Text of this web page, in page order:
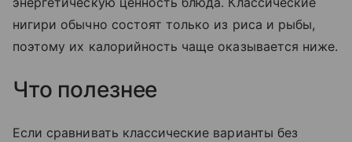
нигири обычно состоят только из риса и рыбы,
поэтому их калорийность чаще оказывается ниже.
Что полезнее
Если сравнивать классические варианты без